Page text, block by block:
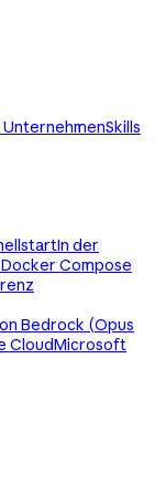
UnternehmenSkills
In der
Compose
Bedrock (Opus
CloudMicrosoft